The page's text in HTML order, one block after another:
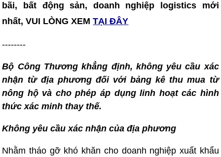
bãi, bất động sản, doanh nghiệp logistics mới
nhất, VUI LÒNG XEM TẠI ĐÂY
--------
Bộ Công Thương khẳng định, không yêu cầu xác
nhận từ địa phương đối với bảng kê thu mua từ
nông hộ và cho phép áp dụng linh hoạt các hình
thức xác minh thay thế.
Không yêu cầu xác nhận của địa phương
Nhằm tháo gỡ khó khăn cho doanh nghiệp xuất khẩu